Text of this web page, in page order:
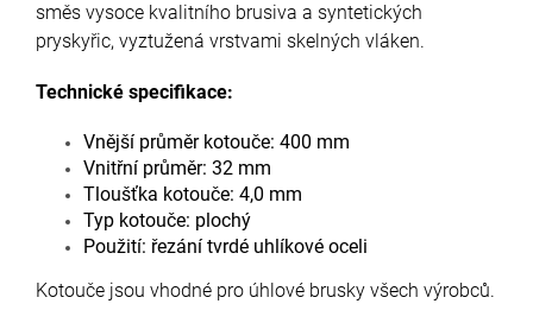
směs vysoce kvalitního brusiva a syntetických
pryskyřic, vyztužená vrstvami skelných vláken.
Technické specifikace:
Vnější průměr kotouče: 400 mm
Vnitřní průměr: 32 mm
Tloušťka kotouče: 4,0 mm
Typ kotouče: plochý
Použití: řezání tvrdé uhlíkové oceli
Kotouče jsou vhodné pro úhlové brusky všech výrobců.